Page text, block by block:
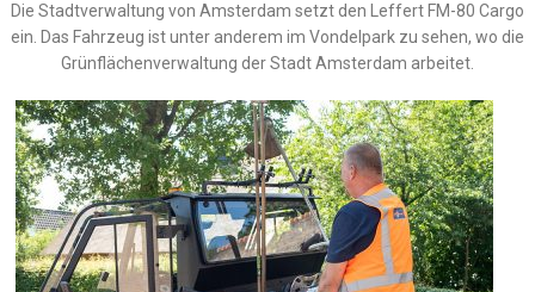
Die Stadtverwaltung von Amsterdam setzt den Leffert FM-80 Cargo
ein. Das Fahrzeug ist unter anderem im Vondelpark zu sehen, wo die
Grünflächenverwaltung der Stadt Amsterdam arbeitet.